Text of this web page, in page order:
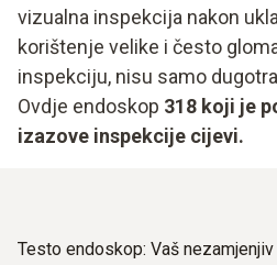
vizualna inspekcija nakon
korištenje velike i često
inspekciju, nisu samo
Ovdje endoskop 318 koji je
izazove inspekcije cijevi.
Testo endoskop: Vaš